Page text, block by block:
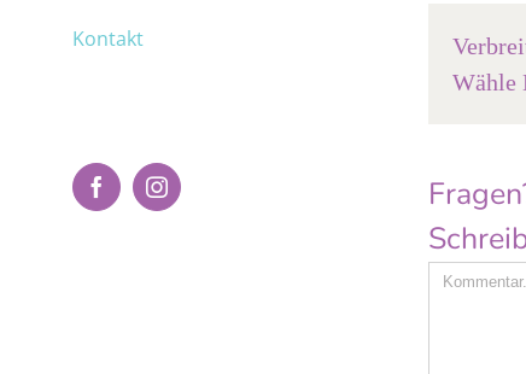
Kontakt
FacebookInstagram
Wähle
Comment